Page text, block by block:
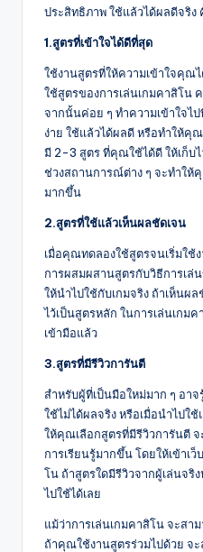
ประสิทธิภาพ ใช้แล้วได้ผลดีจริง
1.สูตรที่เข้าใจได้ดีที่สุด
ใช้งานสูตรที่ให้ความเข้าใจคุ
ใช้สูตรของการเล่นเกมคาสิโน
จากนั้นค่อย ๆ ทำความเข้าใจไ
ง่าย ใช้แล้วได้ผลดี หรือทำให้คุ
มี 2-3 สูตร ที่คุณใช้ได้ดี ให้เก็บ
ช่วงสถานการณ์ต่าง ๆ จะทำให้
มากขึ้น
2.สูตรที่ใช้แล้วเห็นผลชัดเจน
เมื่อคุณทดลองใช้สูตรจนเริ่มใช้
การผสมผสานสูตรกับวิธีการเล่
ให้นำไปใช้กับเกมจริง ถ้าเห็น
ไว้เป็นสูตรหลัก ในการเล่นเกม
เข้ามือแล้ว
3.สูตรที่มีรีวิวการันตี
สำหรับผู้ที่เป็นมือใหม่มาก ๆ อา
ใช้ไม่ได้ผลจริง หรือเมื่อนำไปใ
ให้คุณเลือกสูตรที่มีรีวิวการันตี
การเรียนรู้มากขึ้น โดยให้เข้าเ
โน ถ้าสูตรใดมีรีวิวจากผู้เล่นจริ
ไปใช้ได้เลย
แม้ว่าการเล่นเกมคาสิโน จะสา
ถ้าคุณใช้งานสูตรร่วมไปด้วย จ